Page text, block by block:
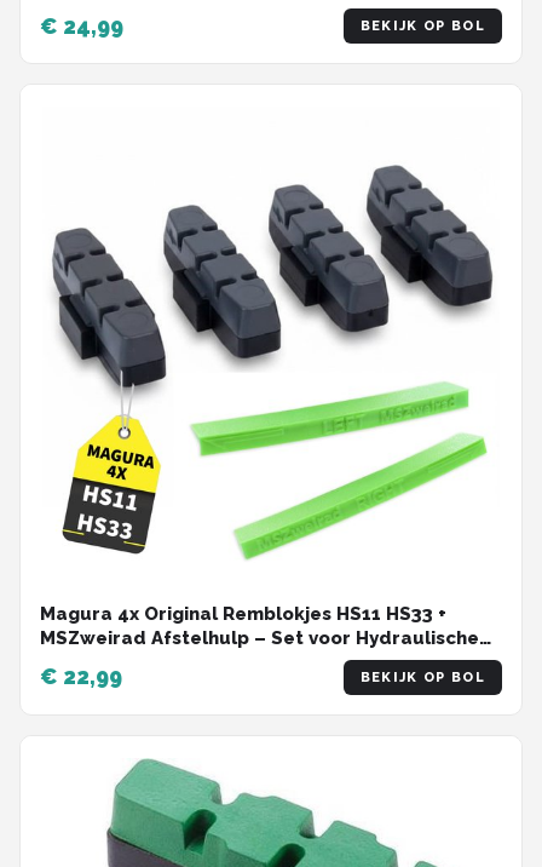
€ 24,99 BEKIJK OP BOL
Magura 4x Original Remblokjes HS11 HS33 +
MSZweirad Afstelhulp – Set voor Hydraulische
€ 22,99 BEKIJK OP BOL